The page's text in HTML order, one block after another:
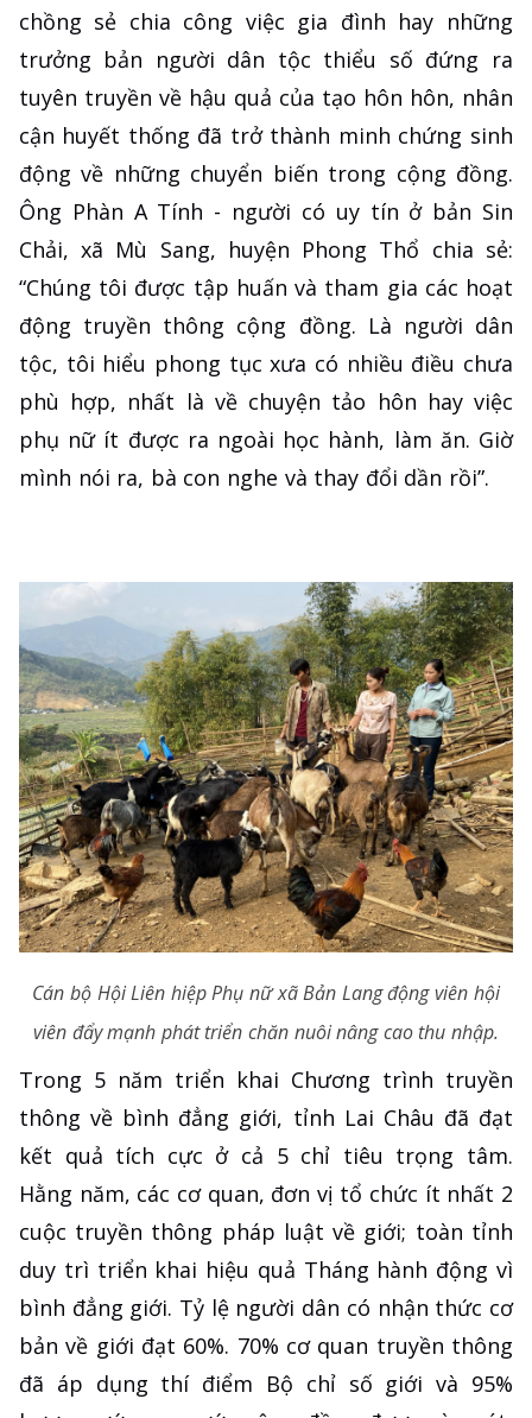
chồng sẻ chia công việc gia đình hay những
trưởng bản người dân tộc thiểu số đứng ra
tuyên truyền về hậu quả của tạo hôn hôn, nhân
cận huyết thống đã trở thành minh chứng sinh
động về những chuyển biến trong cộng đồng.
Ông Phàn A Tính - người có uy tín ở bản Sin
Chải, xã Mù Sang, huyện Phong Thổ chia sẻ:
“Chúng tôi được tập huấn và tham gia các hoạt
động truyền thông cộng đồng. Là người dân
tộc, tôi hiểu phong tục xưa có nhiều điều chưa
phù hợp, nhất là về chuyện tảo hôn hay việc
phụ nữ ít được ra ngoài học hành, làm ăn. Giờ
mình nói ra, bà con nghe và thay đổi dần rồi”.
Cán bộ Hội Liên hiệp Phụ nữ xã Bản Lang động viên hội
viên đẩy mạnh phát triển chăn nuôi nâng cao thu nhập.
Trong 5 năm triển khai Chương trình truyền
thông về bình đẳng giới, tỉnh Lai Châu đã đạt
kết quả tích cực ở cả 5 chỉ tiêu trọng tâm.
Hằng năm, các cơ quan, đơn vị tổ chức ít nhất 2
cuộc truyền thông pháp luật về giới; toàn tỉnh
duy trì triển khai hiệu quả Tháng hành động vì
bình đẳng giới. Tỷ lệ người dân có nhận thức cơ
bản về giới đạt 60%. 70% cơ quan truyền thông
đã áp dụng thí điểm Bộ chỉ số giới và 95%